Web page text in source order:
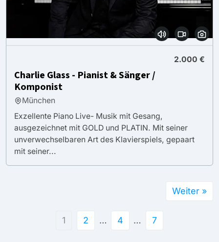
2.000 €
Charlie Glass - Pianist & Sänger /
Komponist
München
Exzellente Piano Live- Musik mit Gesang,
ausgezeichnet mit GOLD und PLATIN. Mit seiner
unverwechselbaren Art des Klavierspiels, gepaart
mit seiner...
1 2 … 4 … 7
Weiter »